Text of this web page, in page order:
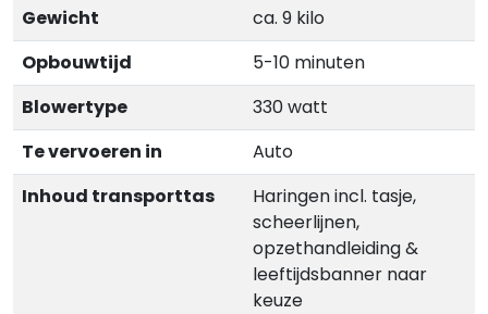
Gewicht
ca. 9 kilo
Opbouwtijd
5-10 minuten
Blowertype
330 watt
Te vervoeren in
Auto
Inhoud transporttas
Haringen incl. tasje,
scheerlijnen,
opzethandleiding &
leeftijdsbanner naar
keuze